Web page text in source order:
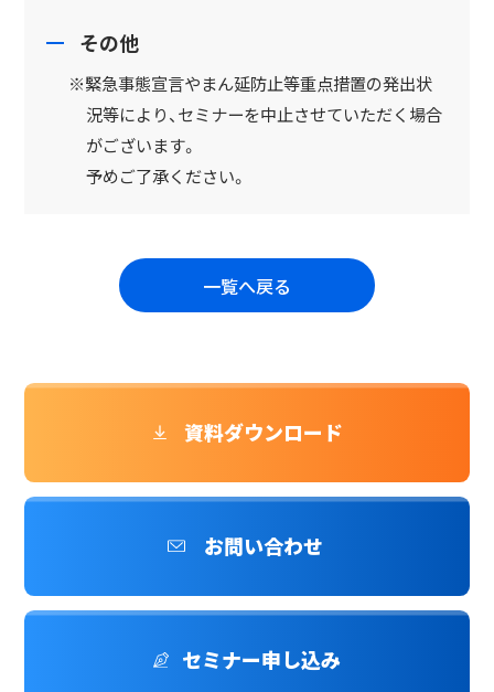
その他
※緊急事態宣言やまん延防止等重点措置の発出状
況等により、セミナーを中止させていただく場合
がございます。
予めご了承ください。
一覧へ戻る
資料ダウンロード
お問い合わせ
セミナー申し込み